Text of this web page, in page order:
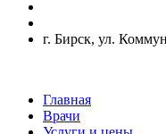
г. Бирск, ул.
Главная
Врачи